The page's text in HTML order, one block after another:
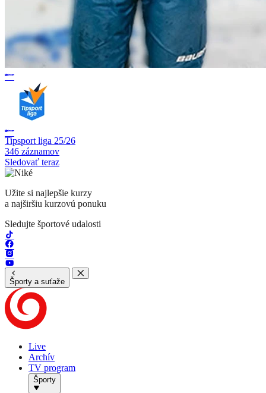
Tipsport liga 25/26
346 záznamov
Sledovať teraz
Užite si najlepšie kurzy
a najširšiu kurzovú ponuku
Sledujte športové udalosti
Športy a suťaže
Live
Archív
TV program
Športy